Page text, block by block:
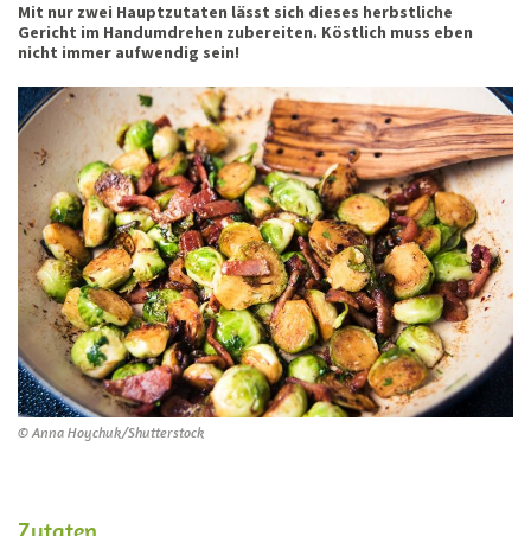
Mit nur zwei Hauptzutaten lässt sich dieses herbstliche
Gericht im Handumdrehen zubereiten. Köstlich muss eben
nicht immer aufwendig sein!
© Anna Hoychuk/Shutterstock